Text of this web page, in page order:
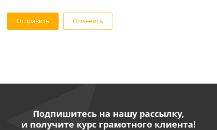
Отменить
Подпишитесь на нашу рассылку,
и получите курс грамотного клиента!